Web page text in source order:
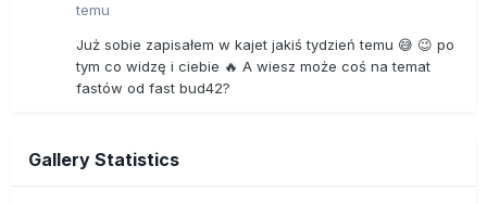
temu
Już sobie zapisałem w kajet jakiś tydzień temu 😅 😉 po
tym co widzę i ciebie 🔥 A wiesz może coś na temat
fastów od fast bud42?
Gallery Statistics